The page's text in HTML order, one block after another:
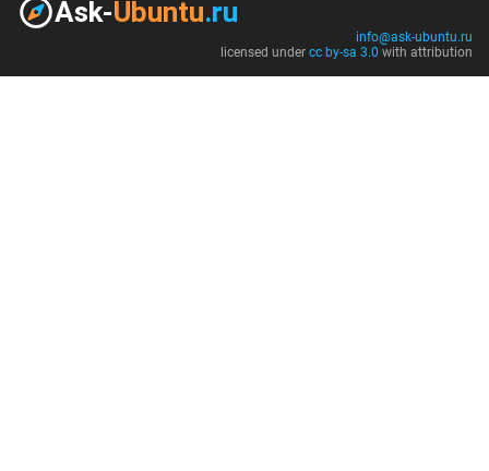
info@ask-ubuntu.ru
licensed under cc by-sa 3.0 with attribution